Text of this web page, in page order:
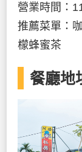
營業時間：
推薦菜單：
檬蜂蜜茶
餐廳地